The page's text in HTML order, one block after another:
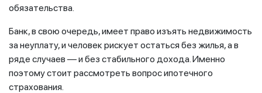
обязательства.
Банк, в свою очередь, имеет право изъять недвижимость
за неуплату, и человек рискует остаться без жилья, а в
ряде случаев — и без стабильного дохода. Именно
поэтому стоит рассмотреть вопрос ипотечного
страхования.